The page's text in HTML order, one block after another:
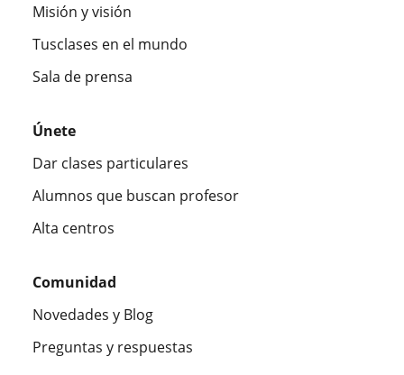
Misión y visión
Tusclases en el mundo
Sala de prensa
Únete
Dar clases particulares
Alumnos que buscan profesor
Alta centros
Comunidad
Novedades y Blog
Preguntas y respuestas